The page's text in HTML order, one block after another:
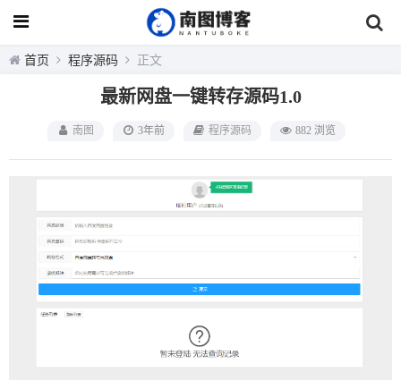
首页 程序源码 正文
最新网盘一键转存源码1.0
南图 3年前 程序源码 882 浏览